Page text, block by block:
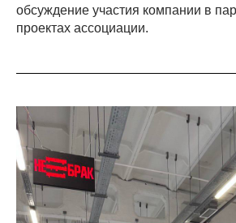
обсуждение участия компании в
проектах ассоциации.